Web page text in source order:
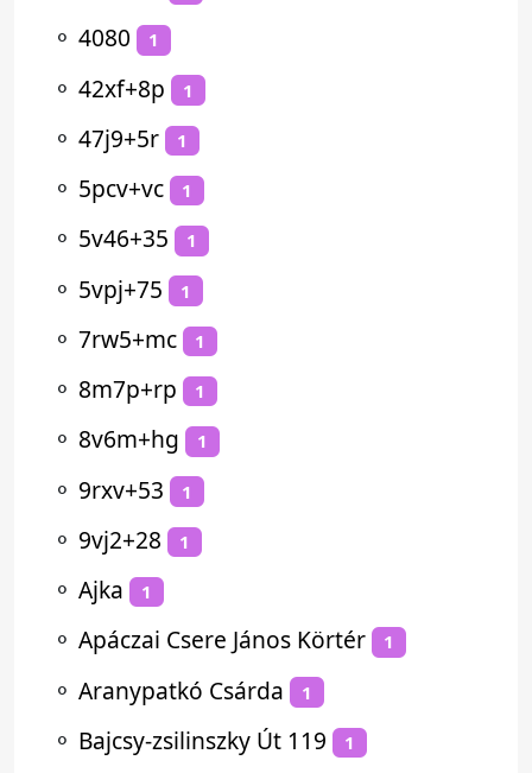
⚬ 4080 1
⚬ 42xf+8p 1
⚬ 47j9+5r 1
⚬ 5pcv+vc 1
⚬ 5v46+35 1
⚬ 5vpj+75 1
⚬ 7rw5+mc 1
⚬ 8m7p+rp 1
⚬ 8v6m+hg 1
⚬ 9rxv+53 1
⚬ 9vj2+28 1
⚬ Ajka 1
⚬ Apáczai Csere János Körtér 1
⚬ Aranypatkó Csárda 1
⚬ Bajcsy-zsilinszky Út 119 1